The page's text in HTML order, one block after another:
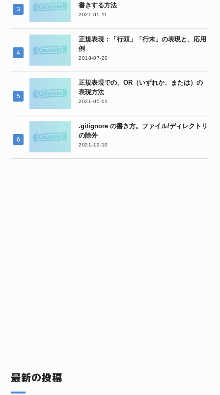
書きする方法
2021-05-11
正規表現：「行頭」「行末」の表現と、応用
例
2018-07-20
正規表現での、OR（いずれか、または）の
表現方法
2021-05-01
.gitignore の書き方。ファイル/ディレクトリ
の除外
2021-12-10
最新の投稿